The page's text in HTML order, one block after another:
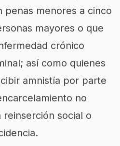
penas menores a cinco
mayores o que
crónico
así como quienes
amnistía por parte
no
social o